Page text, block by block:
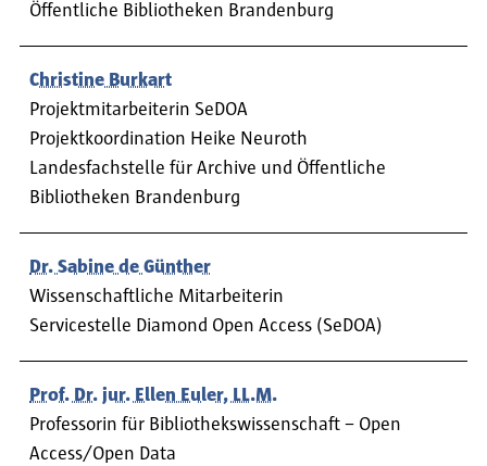
Öffentliche Bibliotheken Brandenburg
Christine Burkart
Projektmitarbeiterin SeDOA
Projektkoordination Heike Neuroth
Landesfachstelle für Archive und Öffentliche
Bibliotheken Brandenburg
Dr. Sabine de Günther
Wissenschaftliche Mitarbeiterin
Servicestelle Diamond Open Access (SeDOA)
Prof. Dr. jur. Ellen Euler, LL.M.
Professorin für Bibliothekswissenschaft – Open
Access/Open Data